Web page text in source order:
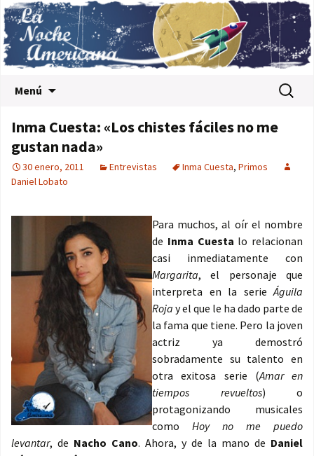
Menú Buscar:
Inma Cuesta: «Los chistes fáciles no me
gustan nada»
30 enero, 2011 Entrevistas Inma Cuesta, Primos
Daniel Lobato
Para muchos, al oír el nombre
de Inma Cuesta lo relacionan
casi inmediatamente con
Margarita, el personaje que
interpreta en la serieÁguila
Roja y el que le ha dado parte de
la fama que tiene. Pero la joven
actriz ya demostró
sobradamente su talento en
otra exitosa serie (Amar en
tiempos revueltos) o
protagonizando musicales
como Hoy no me puedo
levantar, de Nacho Cano. Ahora, y de la mano de Daniel